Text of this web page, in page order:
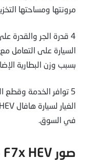
مرونتها ومساحتها
4 قدرة الجر والقدرة
السيارة على التعامل
بسبب وزن البطارية
5 توافر الخدمة وقطع
في السوق.
صور F7x HEV من الخارج